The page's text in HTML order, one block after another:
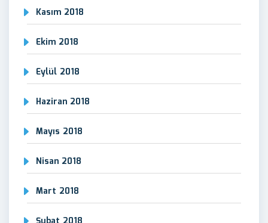
Kasım 2018
Ekim 2018
Eylül 2018
Haziran 2018
Mayıs 2018
Nisan 2018
Mart 2018